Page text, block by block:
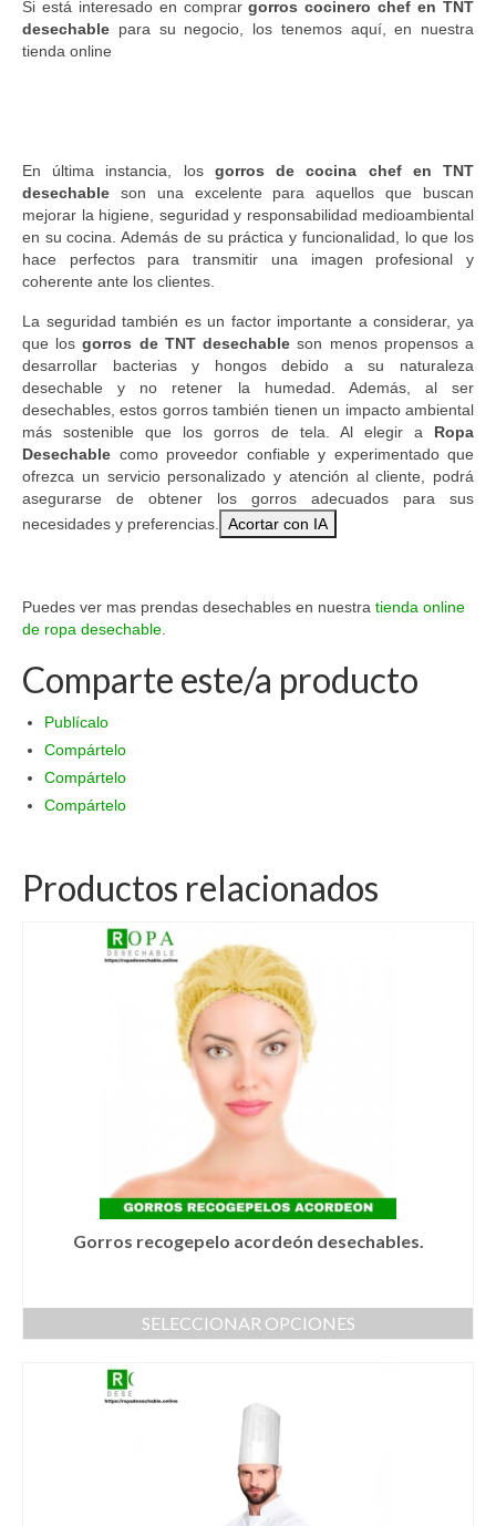
Si está interesado en comprargorros cocinero chef en TNT
desechable para su negocio, los tenemos aquí, en nuestra
tienda online
En última instancia, los gorros de cocina chef en TNT
desechable son una excelente para aquellos que buscan
mejorar la higiene, seguridad y responsabilidad medioambiental
en su cocina. Además de su práctica y funcionalidad, lo que los
hace perfectos para transmitir una imagen profesional y
coherente ante los clientes.
La seguridad también es un factor importante a considerar, ya
que losgorros de TNT desechable son menos propensos a
desarrollar bacterias y hongos debido a su naturaleza
desechable y no retener la humedad. Además, al ser
desechables, estos gorros también tienen un impacto ambiental
más sostenible que los gorros de tela. Al elegir a Ropa
Desechable como proveedor confiable y experimentado que
ofrezca un servicio personalizado y atención al cliente, podrá
asegurarse de obtener los gorros adecuados para sus
necesidades y preferencias.
Acortar con IA
Puedes ver mas prendas desechables en nuestra tienda online
de ropa desechable
Comparte este/a producto
Publícalo
Compártelo
Compártelo
Compártelo
Productos relacionados
Gorros recogepelo acordeón desechables.
SELECCIONAR OPCIONES
múltiples
Las
opciones
se